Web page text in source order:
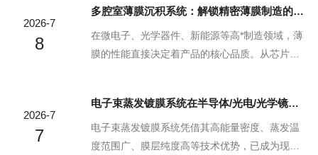
你预计要镀多少片？设备的产能设计是否能匹配
你的增长预期？2、你的“均匀性”要求有多高？不
同...
天力科技的DE400P电子束蒸镀机，正是为此而
生。一、它解决了什么问题？很多研发阶段的镀
膜设备，做几片样品没问题，一旦要批量生产
400P电子束蒸镀机的定位非常明确：中试与量产
专用。它不是实验室里“凑合能用”的设备，而是
为...
2026-7
8
多腔室薄膜沉积系统：解锁精密薄膜制造的核心密码
在微电子、光学器件、新能源等高*制造领域，薄
膜的性能直接决定着产品的核心品质。从芯片内
膜的精度与均匀性都容不得丝毫偏差。多腔室薄
膜沉积系统，凭借独特的模块化设计与精密工艺
控制，成为破解精密薄膜制造难题的核心利器，
2026-7
7
电子束蒸发镀膜系统在半导体/光电/光学镜头领域的典型应用案例
电子束蒸发镀膜系统凭借其高能量密度、蒸发温
度范围广、膜层纯度高等技术优势，已成为现代